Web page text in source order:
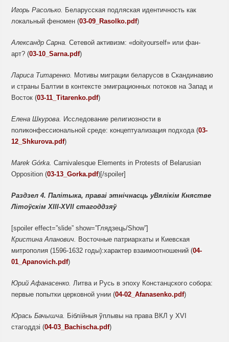
Игорь Расолько. Беларусская подляская идентичность как
локальный феномен (03-09_Rasolko.pdf)
Александр Сарна.Сетевой активизм: «doityourself» или фан-
арт? (03-10_Sarna.pdf)
Лариса Титаренко. Мотивы миграции беларусов в Скандинавию
и страны Балтии в контексте эмиграционных потоков на Запад и
Восток (03-11_Titarenko.pdf)
Елена Шкурова. Исследование религиозности в
поликонфессиональной среде: концептуализация подхода (03-
12_Shkurova.pdf)
Marek Górka.Carnivalesque Elements in Protests of Belarusian
Opposition (03-13_Gorka.pdf)[/spoiler]
Раздзел 4.Палітыка,праваі этнічнасцьуВялікім Княстве
ЛітоўскімXIII-XVIIстагоддзяў
[spoiler effect=”slide” show=”Глядзець/Show”]
Кристина Апанович. Восточные патриархаты и Киевская
митрополия (1596-1632 годы):характер взаимоотношений (04-
01_Apanovich.pdf)
Юрий Афанасенко Литва и Русь в эпоху Констанцского собора:
первые попытки церковной унии (04-02_Afanasenko.pdf)
Юрась Бачышча. Біблійныя ўплывы на права ВКЛ у XVI
стагоддзі (04-03_Bachischa.pdf)